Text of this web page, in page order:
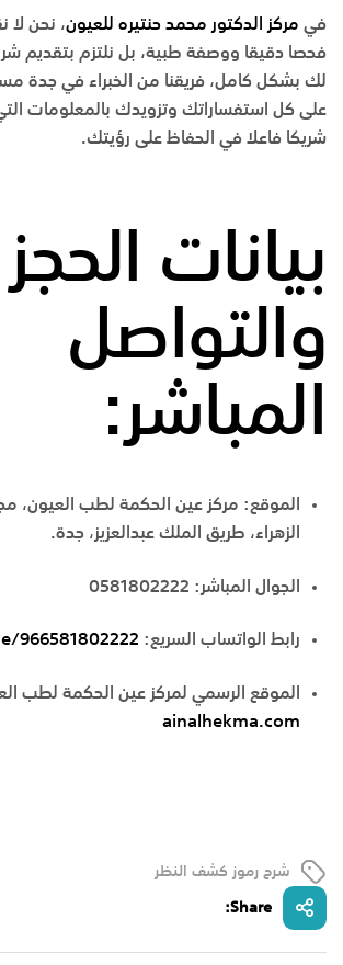
في مركز الدكتور محمد حنتيره للعيون، نحن
فحصا دقيقا ووصفة طبية، بل نلتزم بتقديم
لك بشكل كامل، فريقنا من الخبراء في جدة
على كل استفساراتك وتزويدك بالمعلومات
شريكا فاعلا في الحفاظ على رؤيتك.
بيانات الحجز
والتواصل
المباشر:
الموقع: مركز عين الحكمة لطب العيون،
الزهراء، طريق الملك عبدالعزيز، جدة.
الجوال المباشر:
رابط الواتساب السريع: 966581802222
الموقع الرسمي لمركز عين الحكمة لطب
ainalhekma.com
شرح رموز كشف النظر
Share: